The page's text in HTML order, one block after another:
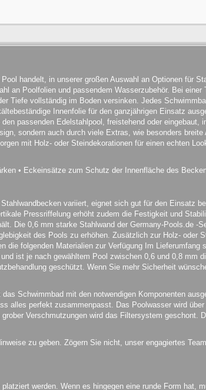
handelt, in unserer großen Auswahl an Optionen für
an Poolfolien und passendem Wasserzubehör. Bei
Tiefe vollständig im Boden versinken. Jedes
Innenfolie für den ganzjährigen Einsatz
passenden Edelstahlpool, freistehend oder eingebaut,
sondern auch durch viele Extras, wie besonders
mit Holz- oder Steindekorationen für einen echten
• Eckeinsätze zum Schutz der Innenfläche des
variiert, eignet sich gut für den Einsatz
Pressriffelung erhöht zudem die Festigkeit und
Die 0,6 mm starke Stahlwand der Germany-Pools.de -
des Pools zu erhöhen. Zusätzlich zur Holz- oder
folgenden Materialien zur Verfügung Im Lieferumfang
ist je nach gewähltem Pool zwischen 0,6 und 0,8 mm
geschützt. Wenn Sie mehr Sicherheit
Schwimmbad mit den notwendigen Komponenten
alles perfekt zusammenpasst. Das Poolwasser wird
Verschmutzungen wird das Filtersystem geschont.
zu geben. Zögern Sie nicht, unser engagiertes
werden. Wenn es hingegen eine runde Form hat,